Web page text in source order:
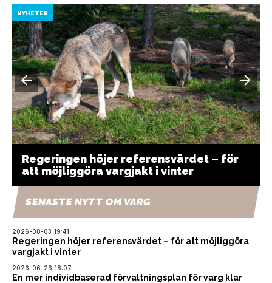
NYHETER
Regeringen höjer referensvärdet – för
att möjliggöra vargjakt i vinter
SENASTE NYTT OM VARG
2026-08-03 19:41
Regeringen höjer referensvärdet – för att möjliggöra
vargjakt i vinter
2026-06-26 18:07
En mer individbaserad förvaltningsplan för varg klar